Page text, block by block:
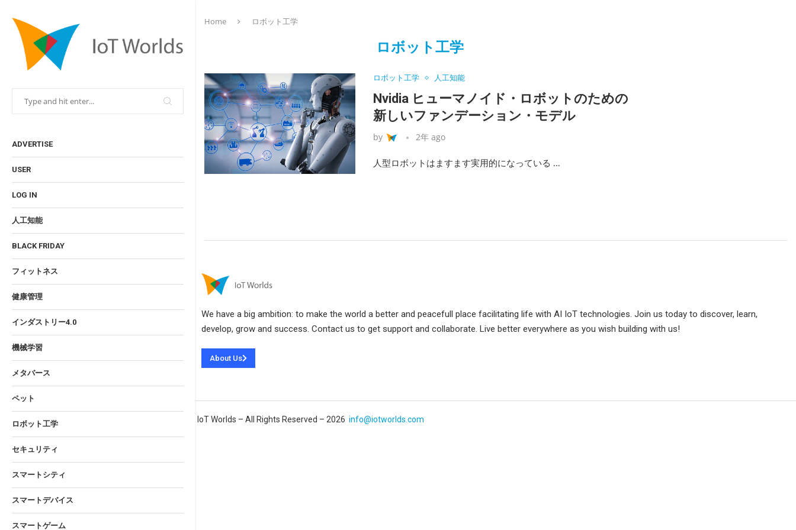
ADVERTISE
USER
LOG IN
人工知能
BLACK FRIDAY
フィットネス
健康管理
インダストリー4.0
機械学習
メタバース
ペット
ロボット工学
セキュリティ
スマートシティ
スマートデバイス
スマートゲーム
Home ロボット工学
ロボット工学
ロボット工学 人工知能
Nvidia ヒューマノイド・ロボットのための
新しいファンデーション・モデル
by 2年 ago
人型ロボットはますます実用的になっている …
We have a big ambition: to make the world a better and peacefull place facilitating life with AI IoT technologies. Join us today to discover, learn,
develop, grow and success. Contact us to get support and collaborate. Live better everywhere as you wish building with us!
About Us
IoT Worlds – All Rights Reserved – 2026 info@iotworlds.com